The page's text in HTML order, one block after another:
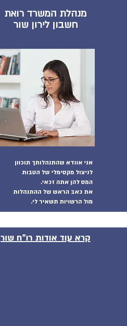
מנהלת המשרד רואת
חשבון לירון שור
אני אוודא שהתנהלותך תוכוון
לניצול מקסימלי של הטבות
המס להן אתה זכאי.
את כאב הראש של ההתנהלות
מול הרשויות תשאיר לי.
קרא עוד אודות רו"ח שור